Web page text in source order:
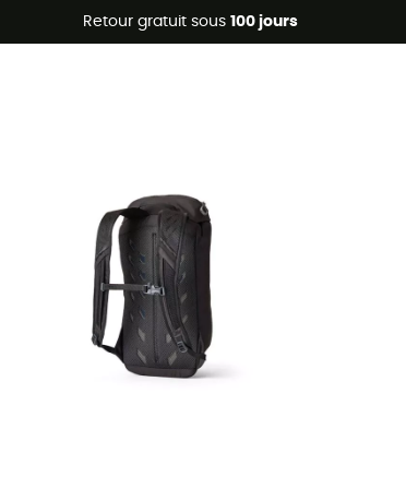
Retour gratuit sous 100 jours
d'été 🔥 -5 % EXTRA dès 2 produits* code Summer5